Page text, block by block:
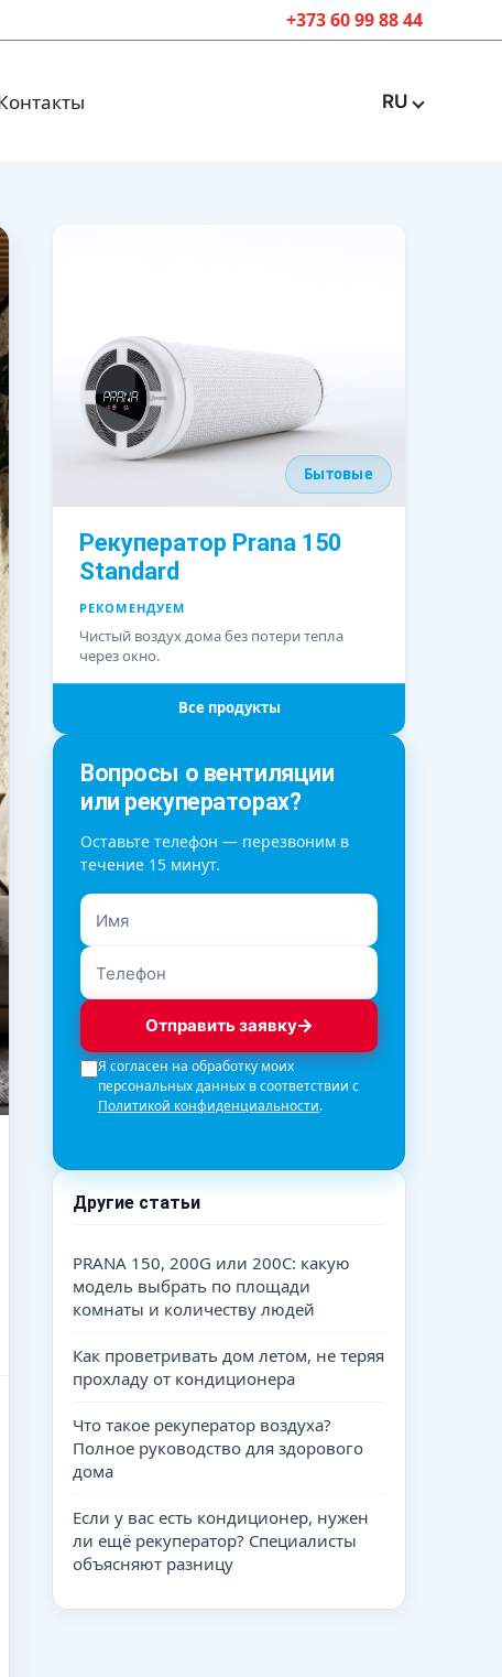
+373 60 99 88 44
RU
Бытовые
Рекуператор Prana 150
Standard
РЕКОМЕНДУЕМ
Чистый воздух дома без потери тепла
через окно.
Все продукты
Вопросы о вентиляции
или рекуператорах?
Оставьте телефон — перезвоним в
течение 15 минут.
Отправить заявку
Я согласен на обработку моих
персональных данных в соответствии с
Политикой конфиденциальности.
Другие статьи
PRANA 150, 200G или 200C: какую
модель выбрать по площади
комнаты и количеству людей
Как проветривать дом летом, не теряя
прохладу от кондиционера
Что такое рекуператор воздуха?
Полное руководство для здорового
дома
Если у вас есть кондиционер, нужен
ли ещё рекуператор? Специалисты
объясняют разницу